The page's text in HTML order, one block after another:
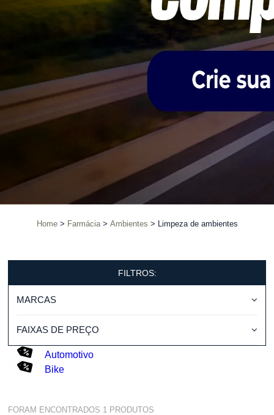
Home Farmácia Ambientes Limpeza de ambientes
FILTROS:
MARCAS
FAIXAS DE PREÇO
Automotivo
Bike
FORAM ENCONTRADOS 1 PRODUTOS